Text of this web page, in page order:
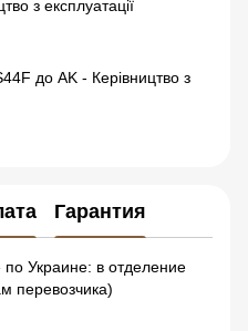
з експлуатації
до AK - Керівництво з
Гарантия
по Украине: в отделение
перевозчика)